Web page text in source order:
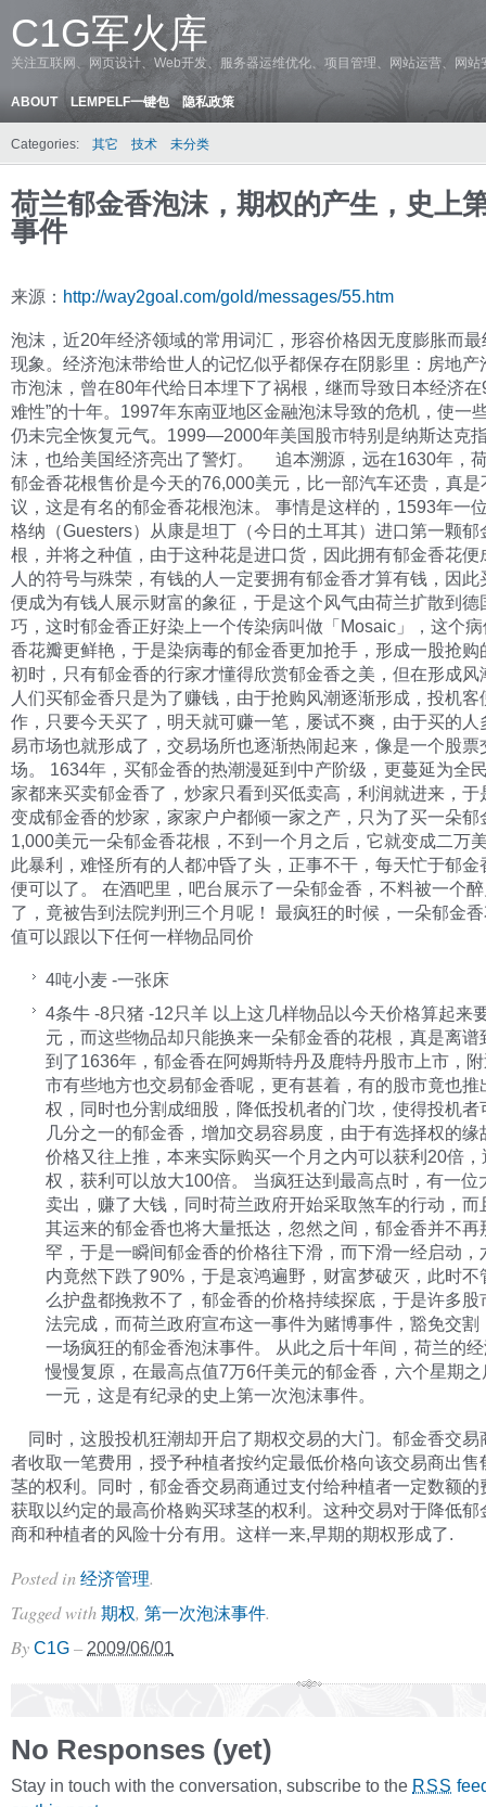
C1G军火库
关注互联网、网页设计、Web开发、服务器运维优化、项目管理、网站运营、网
ABOUT LEMPELF一键包 隐私政策
Categories: 其它 技术 未分类
荷兰郁金香泡沫，期权的产生，史上
事件
来源： http://way2goal.com/gold/messages/55.htm
泡沫，近20年经济领域的常用词汇，形容价格因无度膨胀而
现象。经济泡沫带给世人的记忆似乎都保存在阴影里：房地产
市泡沫，曾在80年代给日本埋下了祸根，继而导致日本经济在
难性”的十年。1997年东南亚地区金融泡沫导致的危机，使一
仍未完全恢复元气。1999—2000年美国股市特别是纳斯达克
沫，也给美国经济亮出了警灯。 追本溯源，远在1630年，
郁金香花根售价是今天的76,000美元，比一部汽车还贵，真是
议，这是有名的郁金香花根泡沫。 事情是这样的，1593年一
格纳（Guesters）从康是坦丁（今日的土耳其）进口第一颗郁
根，并将之种值，由于这种花是进口货，因此拥有郁金香花便
人的符号与殊荣，有钱的人一定要拥有郁金香才算有钱，因此
便成为有钱人展示财富的象征，于是这个风气由荷兰扩散到德
巧，这时郁金香正好染上一个传染病叫做「Mosaic」，这个
香花瓣更鲜艳，于是染病毒的郁金香更加抢手，形成一股抢购
初时，只有郁金香的行家才懂得欣赏郁金香之美，但在形成风
人们买郁金香只是为了赚钱，由于抢购风潮逐渐形成，投机客
作，只要今天买了，明天就可赚一笔，屡试不爽，由于买的人
易市场也就形成了，交易场所也逐渐热闹起来，像是一个股票
场。 1634年，买郁金香的热潮漫延到中产阶级，更蔓延为全
家都来买卖郁金香了，炒家只看到买低卖高，利润就进来，于
变成郁金香的炒家，家家户户都倾一家之产，只为了买一朵郁
1,000美元一朵郁金香花根，不到一个月之后，它就变成二万
此暴利，难怪所有的人都冲昏了头，正事不干，每天忙于郁金
便可以了。 在酒吧里，吧台展示了一朵郁金香，不料被一个
了，竟被告到法院判刑三个月呢！ 最疯狂的时候，一朵郁金
值可以跟以下任何一样物品同价
4吨小麦 -一张床
4条牛 -8只猪 -12只羊 以上这几样物品以今天价格算起来
元，而这些物品却只能换来一朵郁金香的花根，真是离谱
到了1636年，郁金香在阿姆斯特丹及鹿特丹股市上市，
市有些地方也交易郁金香呢，更有甚着，有的股市竟也推
权，同时也分割成细股，降低投机者的门坎，使得投机者
几分之一的郁金香，增加交易容易度，由于有选择权的缘
价格又往上推，本来实际购买一个月之内可以获利20倍
权，获利可以放大100倍。 当疯狂达到最高点时，有一位
卖出，赚了大钱，同时荷兰政府开始采取煞车的行动，而
其运来的郁金香也将大量抵达，忽然之间，郁金香并不再
罕，于是一瞬间郁金香的价格往下滑，而下滑一经启动，
内竟然下跌了90%，于是哀鸿遍野，财富梦破灭，此时不
么护盘都挽救不了，郁金香的价格持续探底，于是许多股
法完成，而荷兰政府宣布这一事件为赌博事件，豁免交割
一场疯狂的郁金香泡沫事件。 从此之后十年间，荷兰的
慢慢复原，在最高点值7万6仟美元的郁金香，六个星期
一元，这是有纪录的史上第一次泡沫事件。
同时，这股投机狂潮却开启了期权交易的大门。郁金香交易
者收取一笔费用，授予种植者按约定最低价格向该交易商出售
茎的权利。同时，郁金香交易商通过支付给种植者一定数额的
获取以约定的最高价格购买球茎的权利。这种交易对于降低郁
商和种植者的风险十分有用。这样一来,早期的期权形成了.
Posted in 经济管理.
Tagged with 期权, 第一次泡沫事件.
By C1G – 2009/06/01
No Responses (yet)
Stay in touch with the conversation, subscribe to the RSS